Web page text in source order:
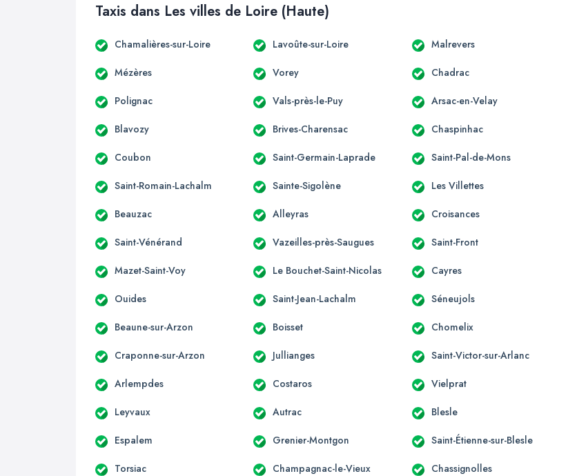
Taxis dans Les villes de Loire (Haute)
Chamalières-sur-Loire Lavoûte-sur-Loire Malrevers
Mézères Vorey Chadrac
Polignac Vals-près-le-Puy Arsac-en-Velay
Blavozy Brives-Charensac Chaspinhac
Coubon Saint-Germain-Laprade Saint-Pal-de-Mons
Saint-Romain-Lachalm Sainte-Sigolène Les Villettes
Beauzac Alleyras Croisances
Saint-Vénérand Vazeilles-près-Saugues Saint-Front
Mazet-Saint-Voy Le Bouchet-Saint-Nicolas Cayres
Ouides Saint-Jean-Lachalm Séneujols
Beaune-sur-Arzon Boisset Chomelix
Craponne-sur-Arzon Jullianges Saint-Victor-sur-Arlanc
Arlempdes Costaros Vielprat
Leyvaux Autrac Blesle
Espalem Grenier-Montgon Saint-Étienne-sur-Blesle
Torsiac Champagnac-le-Vieux Chassignolles